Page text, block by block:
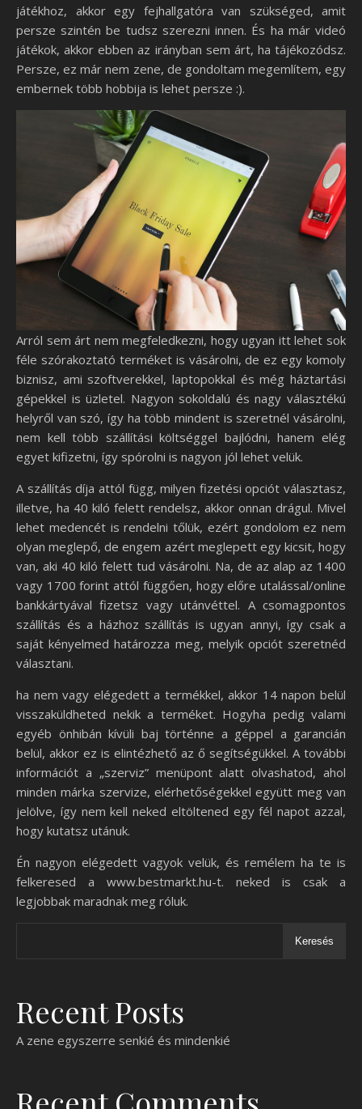
játékhoz, akkor egy fejhallgatóra van szükséged, amit
persze szintén be tudsz szerezni innen. És ha már videó
játékok, akkor ebben az irányban sem árt, ha tájékozódsz.
Persze, ez már nem zene, de gondoltam megemlítem, egy
embernek több hobbija is lehet persze :).
Arról sem árt nem megfeledkezni, hogy ugyan itt lehet sok
féle szórakoztató terméket is vásárolni, de ez egy komoly
biznisz, ami szoftverekkel, laptopokkal és még háztartási
gépekkel is üzletel. Nagyon sokoldalú és nagy választékú
helyről van szó, így ha több mindent is szeretnél vásárolni,
nem kell több szállítási költséggel bajlódni, hanem elég
egyet kifizetni, így spórolni is nagyon jól lehet velük.
A szállítás díja attól függ, milyen fizetési opciót választasz,
illetve, ha 40 kiló felett rendelsz, akkor onnan drágul. Mivel
lehet medencét is rendelni tőlük, ezért gondolom ez nem
olyan meglepő, de engem azért meglepett egy kicsit, hogy
van, aki 40 kiló felett tud vásárolni. Na, de az alap az 1400
vagy 1700 forint attól függően, hogy előre utalással/online
bankkártyával fizetsz vagy utánvéttel. A csomagpontos
szállítás és a házhoz szállítás is ugyan annyi, így csak a
saját kényelmed határozza meg, melyik opciót szeretnéd
választani.
ha nem vagy elégedett a termékkel, akkor 14 napon belül
visszaküldheted nekik a terméket. Hogyha pedig valami
egyéb önhibán kívüli baj történne a géppel a garancián
belül, akkor ez is elintézhető az ő segítségükkel. A további
információt a „szerviz” menüpont alatt olvashatod, ahol
minden márka szervize, elérhetőségekkel együtt meg van
jelölve, így nem kell neked eltöltened egy fél napot azzal,
hogy kutatsz utánuk.
Én nagyon elégedett vagyok velük, és remélem ha te is
felkeresed a www.bestmarkt.hu-t. neked is csak a
legjobbak maradnak meg róluk.
Keresés
Recent Posts
A zene egyszerre senkié és mindenkié